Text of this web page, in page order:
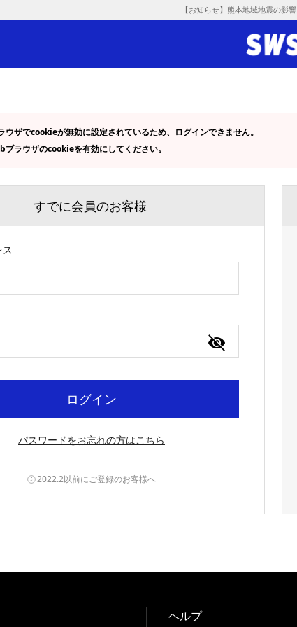
【お知らせ】熊本地域地震の影
ウザでcookieが無効に設定されているため、ログインできません。
ブラウザのcookieを有効にしてください。
すでに会員のお客様
ログイン
パスワードをお忘れの方はこちら
2022.2以前にご登録のお客様へ
ヘルプ